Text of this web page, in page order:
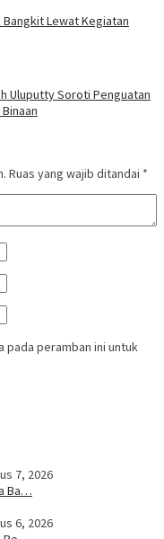
Bangkit Lewat Kegiatan
Uluputty Soroti Penguatan
Ruas yang wajib ditandai *
pada peramban ini untuk
7, 2026
Ba…
6, 2026